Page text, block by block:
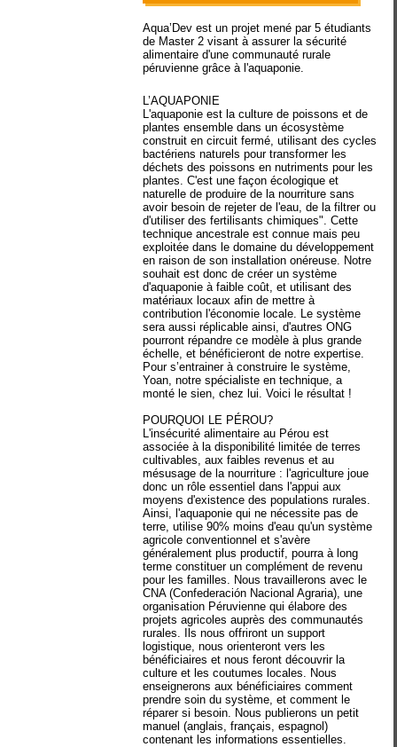
Aqua’Dev est un projet mené par 5 étudiants
de Master 2 visant à assurer la sécurité
alimentaire d'une communauté rurale
péruvienne grâce à l'aquaponie.
L’AQUAPONIE
L'aquaponie est la culture de poissons et de
plantes ensemble dans un écosystème
construit en circuit fermé, utilisant des cycles
bactériens naturels pour transformer les
déchets des poissons en nutriments pour les
plantes. C'est une façon écologique et
naturelle de produire de la nourriture sans
avoir besoin de rejeter de l'eau, de la filtrer ou
d'utiliser des fertilisants chimiques". Cette
technique ancestrale est connue mais peu
exploitée dans le domaine du développement
en raison de son installation onéreuse. Notre
souhait est donc de créer un système
d'aquaponie à faible coût, et utilisant des
matériaux locaux afin de mettre à
contribution l'économie locale. Le système
sera aussi réplicable ainsi, d'autres ONG
pourront répandre ce modèle à plus grande
échelle, et bénéficieront de notre expertise.
Pour s’entrainer à construire le système,
Yoan, notre spécialiste en technique, a
monté le sien, chez lui. Voici le résultat !
POURQUOI LE PÉROU?
L'insécurité alimentaire au Pérou est
associée à la disponibilité limitée de terres
cultivables, aux faibles revenus et au
mésusage de la nourriture : l'agriculture joue
donc un rôle essentiel dans l'appui aux
moyens d'existence des populations rurales.
Ainsi, l'aquaponie qui ne nécessite pas de
terre, utilise 90% moins d'eau qu'un système
agricole conventionnel et s'avère
généralement plus productif, pourra à long
terme constituer un complément de revenu
pour les familles. Nous travaillerons avec le
CNA (Confederación Nacional Agraria), une
organisation Péruvienne qui élabore des
projets agricoles auprès des communautés
rurales. Ils nous offriront un support
logistique, nous orienteront vers les
bénéficiaires et nous feront découvrir la
culture et les coutumes locales. Nous
enseignerons aux bénéficiaires comment
prendre soin du système, et comment le
réparer si besoin. Nous publierons un petit
manuel (anglais, français, espagnol)
contenant les informations essentielles.